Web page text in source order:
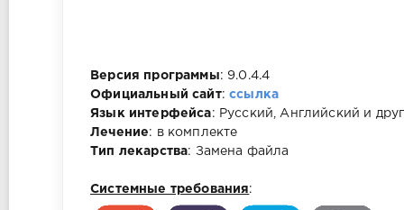
Версия программы: 9.0.4.4
Официальный сайт:ссылка
Язык интерфейса: Русский, Английский и
Лечение: в комплекте
Тип лекарства: Замена файла
Системные требования: